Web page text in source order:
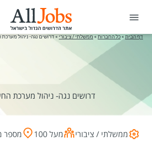
דף הבית »כל החברות » ממשלתי / ציבורי »דרושים נגה- ניהול
דרושים נגה- ניהול מערכת
ממשלתי / ציבורי מעל 100 מספר